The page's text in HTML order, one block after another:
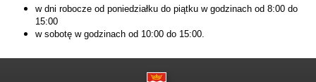
w dni robocze od poniedziałku do piątku w godzinach od 8:00 do
15:00
w sobotę w godzinach od 10:00 do 15:00.